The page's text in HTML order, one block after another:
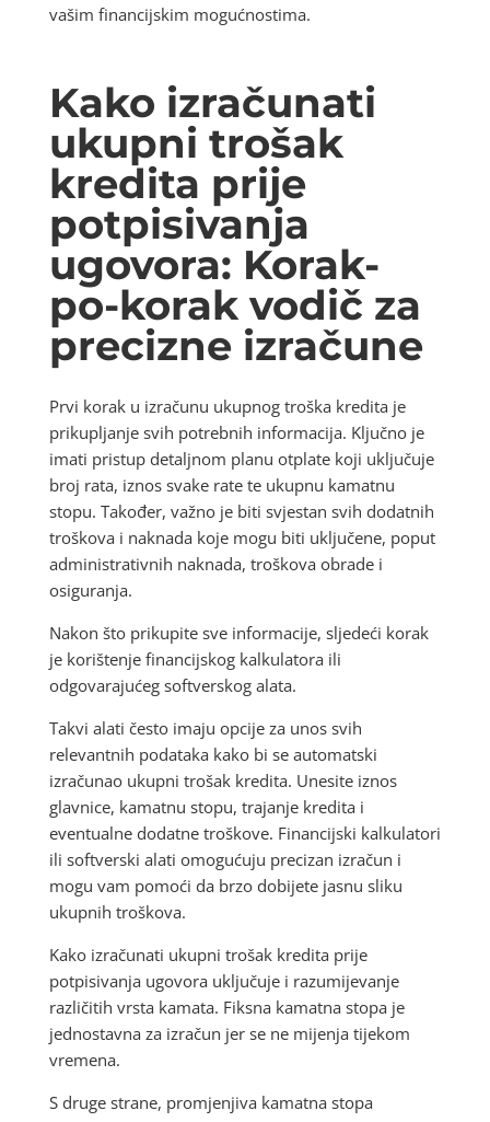
vašim financijskim mogućnostima.
Kako izračunati
ukupni trošak
kredita prije
potpisivanja
ugovora: Korak-
po-korak vodič za
precizne izračune
Prvi korak u izračunu ukupnog troška kredita je
prikupljanje svih potrebnih informacija. Ključno je
imati pristup detaljnom planu otplate koji uključuje
broj rata, iznos svake rate te ukupnu kamatnu
stopu. Također, važno je biti svjestan svih dodatnih
troškova i naknada koje mogu biti uključene, poput
administrativnih naknada, troškova obrade i
osiguranja.
Nakon što prikupite sve informacije, sljedeći korak
je korištenje financijskog kalkulatora ili
odgovarajućeg softverskog alata.
Takvi alati često imaju opcije za unos svih
relevantnih podataka kako bi se automatski
izračunao ukupni trošak kredita. Unesite iznos
glavnice, kamatnu stopu, trajanje kredita i
eventualne dodatne troškove. Financijski kalkulatori
ili softverski alati omogućuju precizan izračun i
mogu vam pomoći da brzo dobijete jasnu sliku
ukupnih troškova.
Kako izračunati ukupni trošak kredita prije
potpisivanja ugovora uključuje i razumijevanje
različitih vrsta kamata. Fiksna kamatna stopa je
jednostavna za izračun jer se ne mijenja tijekom
vremena.
S druge strane, promjenjiva kamatna stopa